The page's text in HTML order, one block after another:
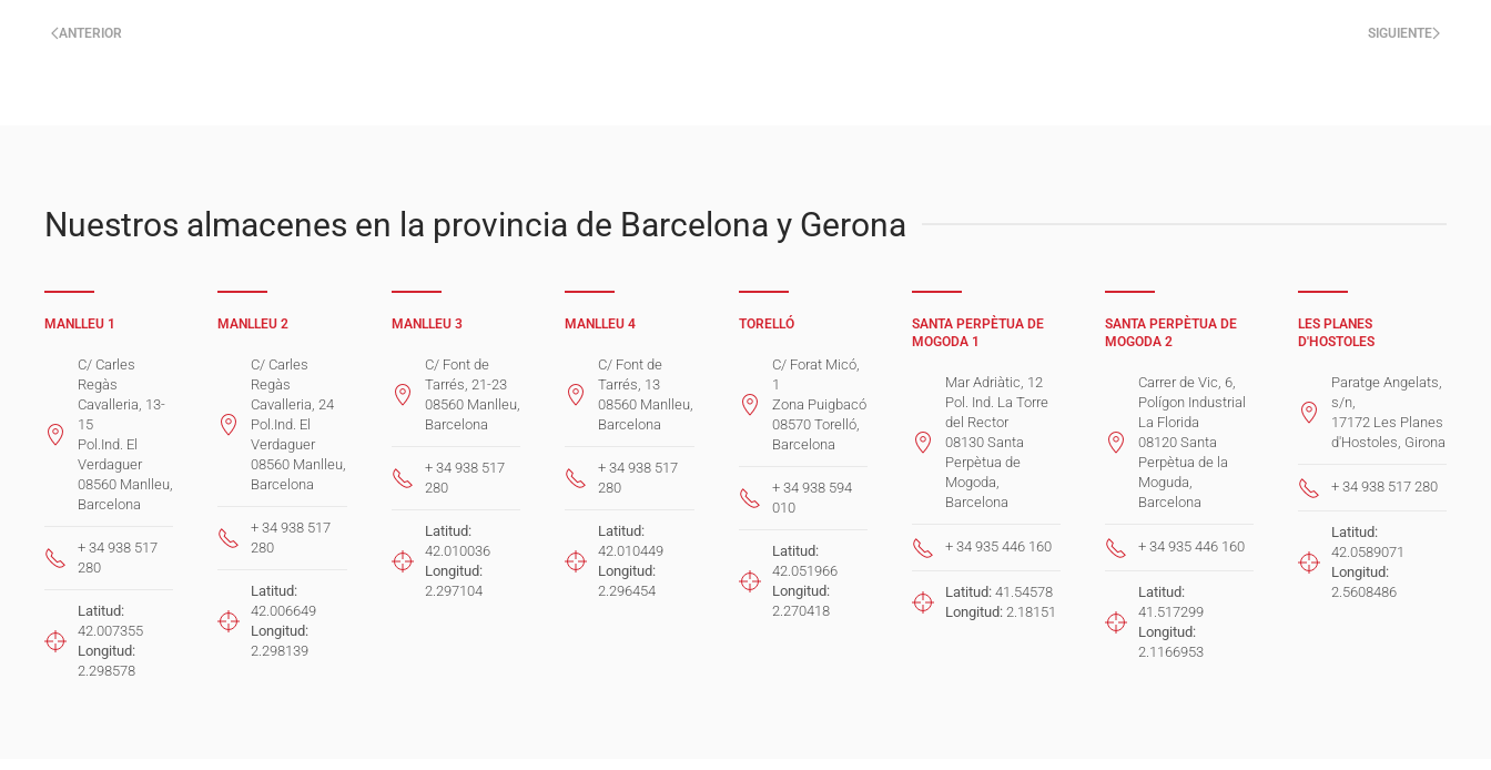
ANTERIOR SIGUIENTE
Nuestros almacenes en la provincia de Barcelona y Gerona
MANLLEU 1
C/ Carles
Regàs
Cavalleria, 13-
15
Pol.Ind. El
Verdaguer
08560 Manlleu,
Barcelona
+ 34 938 517
280
Latitud:
42.007355
Longitud:
2.298578
MANLLEU 2
C/ Carles
Regàs
Cavalleria, 24
Pol.Ind. El
Verdaguer
08560 Manlleu,
Barcelona
+ 34 938 517
280
Latitud:
42.006649
Longitud:
2.298139
MANLLEU 3
C/ Font de
Tarrés, 21-23
08560 Manlleu,
Barcelona
+ 34 938 517
280
Latitud:
42.010036
Longitud:
2.297104
MANLLEU 4
C/ Font de
Tarrés, 13
08560 Manlleu,
Barcelona
+ 34 938 517
280
Latitud:
42.010449
Longitud:
2.296454
TORELLÓ
C/ Forat Micó,
1
Zona Puigbacó
08570 Torelló,
Barcelona
+ 34 938 594
010
Latitud:
42.051966
Longitud:
2.270418
SANTA PERPÈTUA DE
MOGODA 1
Mar Adriàtic, 12
Pol. Ind. La Torre
del Rector
08130 Santa
Perpètua de
Mogoda,
Barcelona
+ 34 935 446 160
Latitud: 41.54578
Longitud: 2.18151
SANTA PERPÈTUA DE
MOGODA 2
Carrer de Vic, 6,
Polígon Industrial
La Florida
08120 Santa
Perpètua de la
Moguda,
Barcelona
+ 34 935 446 160
Latitud:
41.517299
Longitud:
2.1166953
LES PLANES
D'HOSTOLES
Paratge Angelats,
s/n,
17172 Les Planes
d'Hostoles, Girona
+ 34 938 517 280
Latitud:
42.0589071
Longitud:
2.5608486